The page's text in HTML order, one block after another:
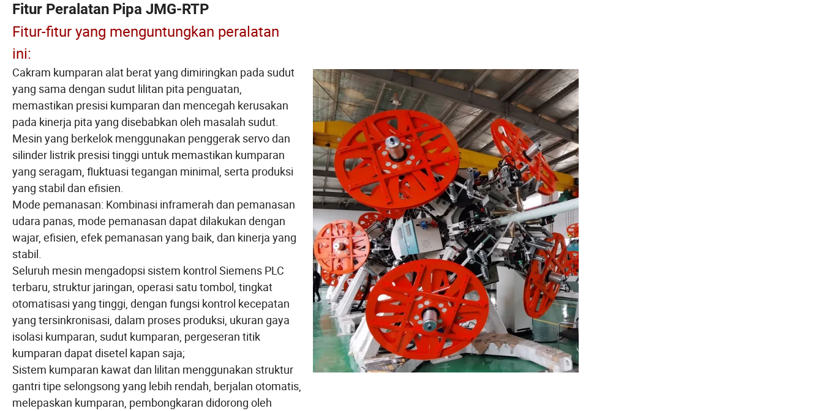
Fitur Peralatan Pipa JMG-RTP
Fitur-fitur yang menguntungkan peralatan
ini:
Cakram kumparan alat berat yang dimiringkan pada sudut
yang sama dengan sudut lilitan pita penguatan,
memastikan presisi kumparan dan mencegah kerusakan
pada kinerja pita yang disebabkan oleh masalah sudut.
Mesin yang berkelok menggunakan penggerak servo dan
silinder listrik presisi tinggi untuk memastikan kumparan
yang seragam, fluktuasi tegangan minimal, serta produksi
yang stabil dan efisien.
Mode pemanasan: Kombinasi inframerah dan pemanasan
udara panas, mode pemanasan dapat dilakukan dengan
wajar, efisien, efek pemanasan yang baik, dan kinerja yang
stabil.
Seluruh mesin mengadopsi sistem kontrol Siemens PLC
terbaru, struktur jaringan, operasi satu tombol, tingkat
otomatisasi yang tinggi, dengan fungsi kontrol kecepatan
yang tersinkronisasi, dalam proses produksi, ukuran gaya
isolasi kumparan, sudut kumparan, pergeseran titik
kumparan dapat disetel kapan saja;
Sistem kumparan kawat dan lilitan menggunakan struktur
gantri tipe selongsong yang lebih rendah, berjalan otomatis,
melepaskan kumparan, pembongkaran didorong oleh